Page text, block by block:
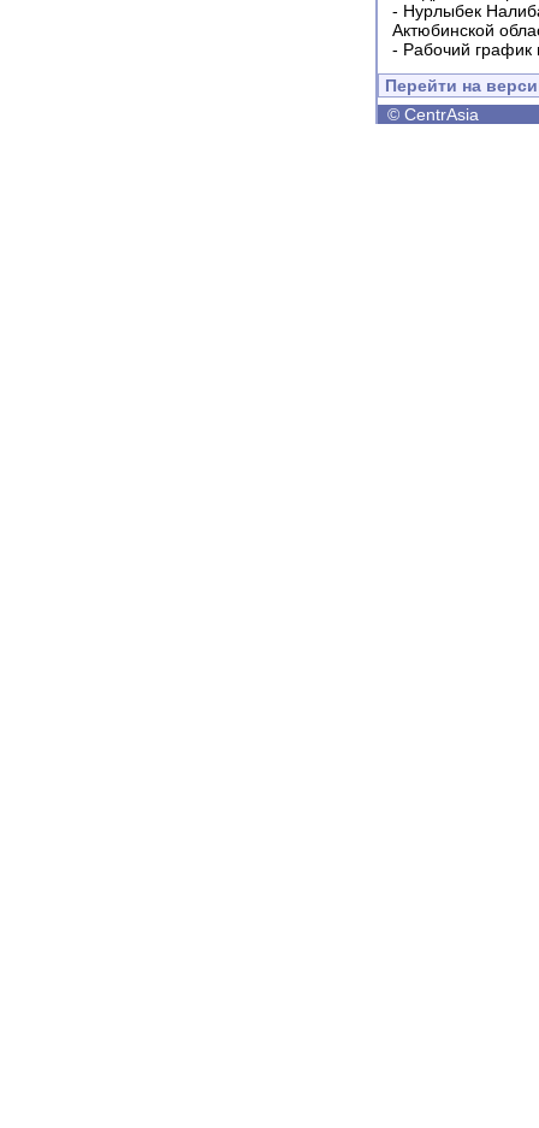
- Нурлыбек
Актюбинской
- Рабочий график
Перейти на
© CentrAsia